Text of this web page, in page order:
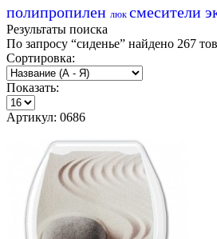
полипропилен люк смесители
Результаты поиска
По запросу “сиденье” найдено 267
Сортировка:
Показать:
Артикул: 0686